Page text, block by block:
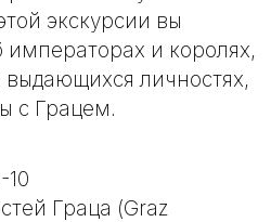
экскурсии вы
и королях,
выдающихся личностях,
с Грацем.
10
Граца (Graz